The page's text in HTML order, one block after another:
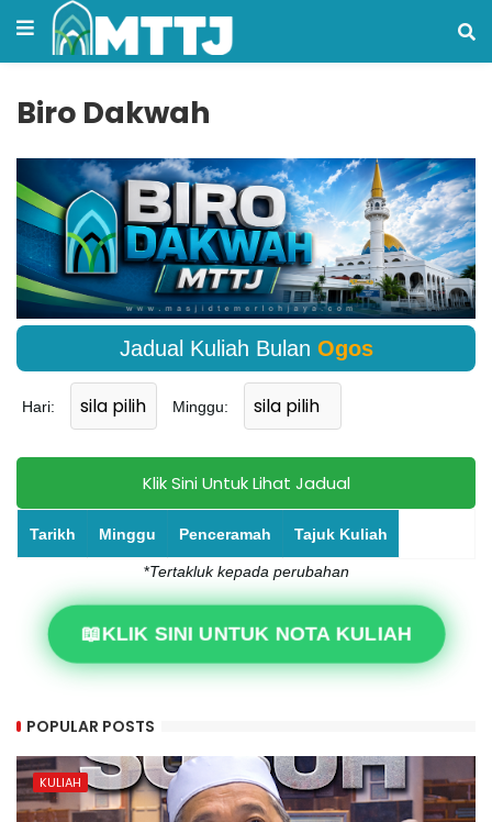
Biro Dakwah
Jadual Kuliah Bulan Ogos
Hari: Minggu:
Klik Sini Untuk Lihat Jadual
Tarikh Minggu Penceramah Tajuk Kuliah
*Tertakluk kepada perubahan
📖KLIK SINI UNTUK NOTA KULIAH
POPULAR POSTS
KULIAH